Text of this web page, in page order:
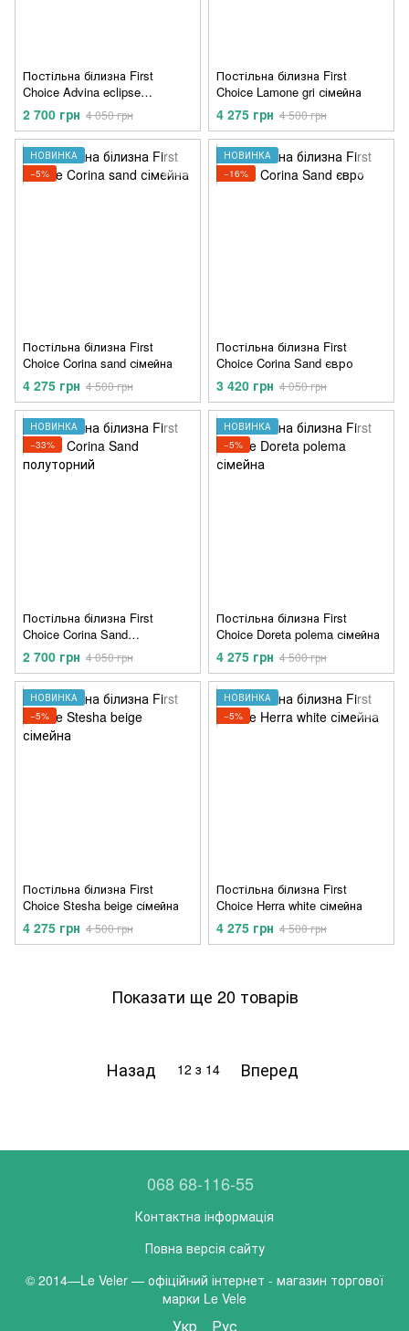
Постільна білизна First
Choice Advina eclipse
полуторний
2 700 грн 4 050 грн
Постільна білизна First
Choice Lamone gri сімейна
4 275 грн 4 500 грн
НОВИНКА
−5%
Постільна білизна First
Choice Corina sand сімейна
4 275 грн 4 500 грн
НОВИНКА
−16%
Постільна білизна First
Choice Corina Sand євро
3 420 грн 4 050 грн
НОВИНКА
−33%
Постільна білизна First
Choice Corina Sand
полуторний
2 700 грн 4 050 грн
НОВИНКА
−5%
Постільна білизна First
Choice Doreta polema сімейна
4 275 грн 4 500 грн
НОВИНКА
−5%
Постільна білизна First
Choice Stesha beige сімейна
4 275 грн 4 500 грн
НОВИНКА
−5%
Постільна білизна First
Choice Herra white сімейна
4 275 грн 4 500 грн
Показати ще 20 товарів
Назад 12 з 14 Вперед
068 68-116-55
Контактна інформація
Повна версія сайту
© 2014—Le Veler — офіційний інтернет - магазин торгової
марки Le Vele
Укр Рус